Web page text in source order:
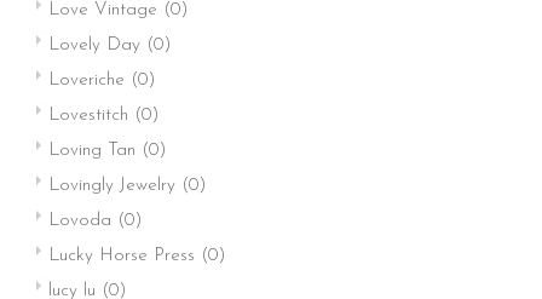
Love Vintage (0)
Lovely Day (0)
Loveriche (0)
Lovestitch (0)
Loving Tan (0)
Lovingly Jewelry (0)
Lovoda (0)
Lucky Horse Press (0)
lucy lu (0)